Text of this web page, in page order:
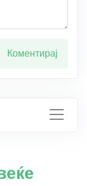
Коментирај